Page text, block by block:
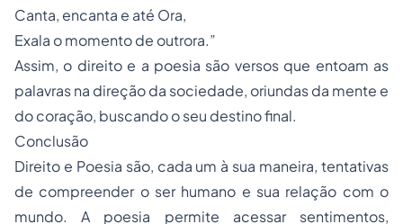
Canta, encanta e até Ora,
Exala o momento de outrora.”
Assim, o direito e a poesia são versos que entoam as
palavras na direção da sociedade, oriundas da mente e
do coração, buscando o seu destino final.
Conclusão
Direito e Poesia são, cada um à sua maneira, tentativas
de compreender o ser humano e sua relação com o
mundo. A poesia permite acessar sentimentos,